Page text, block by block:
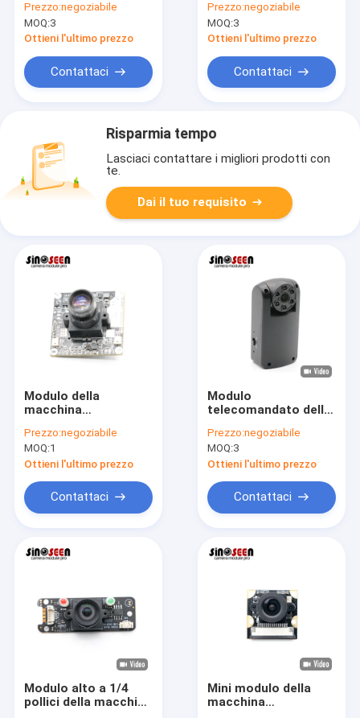
2.0 del fuoco fisso
OV7251 di 1MP
120FPS
Prezzo:negoziabile
MOQ:3
Ottieni l'ultimo prezzo
Contattaci
FHD 1080P HDR USB
3,0 con il sensore
PS5268
Prezzo:negoziabile
MOQ:3
Ottieni l'ultimo prezzo
Contattaci
Risparmia tempo
Lasciaci contattare i migliori prodotti con
te.
Dai il tuo requisito
Modulo della
macchina
CMOS IMX335 5MP
Starvis HD USB
Prezzo:negoziabile
MOQ:1
Ottieni l'ultimo prezzo
Contattaci
Modulo
telecomandato della
fotografica di 1MP
720P WiFi con il
sensore OV9732
Prezzo:negoziabile
MOQ:3
Ottieni l'ultimo prezzo
Contattaci
Modulo alto a 1/4
pollici della macchina
Mini modulo della
macchina